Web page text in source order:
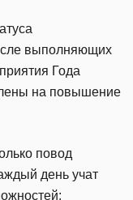
выполняющих
Года
на повышение
повод
день учат